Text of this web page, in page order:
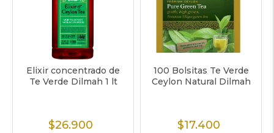
Elixir concentrado de
Te Verde Dilmah 1 lt
Precio
$26.900
100 Bolsitas Te Verde
Ceylon Natural Dilmah
Precio
$17.400